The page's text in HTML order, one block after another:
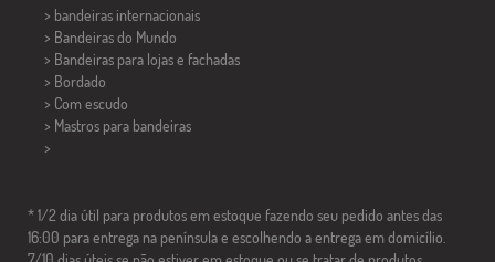
> bandeiras internacionais
> Bandeiras do Mundo
> Bandeiras para lojas e fachadas
> Bordado
> Com escudo
> Mastros para bandeiras
>
* 1/2 dia útil para produtos em estoque fazendo seu pedido antes das
16:00 para entrega na península e escolhendo a entrega em domicílio.